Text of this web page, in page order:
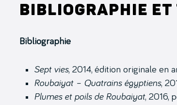
Bibliographie
Bibliographie
Sept vies, 2014, édition originale en
Roubaiyat – Quatrains égyptiens,
Plumes et poils de Roubaiyat, 2016,